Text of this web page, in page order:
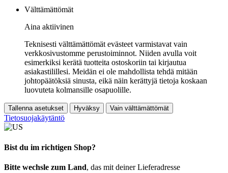
Välttämättömät
Aina aktiivinen
Teknisesti välttämättömät evästeet varmistavat vain
verkkosivustomme perustoiminnot. Niiden avulla voit
esimerkiksi kerätä tuotteita ostoskoriin tai kirjautua
asiakastilillesi. Meidän ei ole mahdollista tehdä mitään
johtopäätöksiä sinusta, eikä näin kerättyjä tietoja koskaan
luovuteta kolmansille osapuolille.
Tallenna asetukset Hyväksy Vain välttämättömät
Tietosuojakäytäntö
Bist du im richtigen Shop?
Bitte wechsle zum Land, das mit deiner Lieferadresse